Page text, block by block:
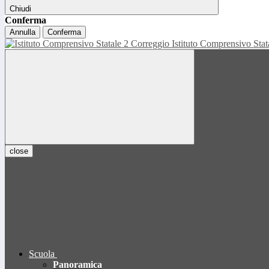
Chiudi
Conferma
Annulla Conferma
Istituto Comprensivo
close
Scuola
Panoramica